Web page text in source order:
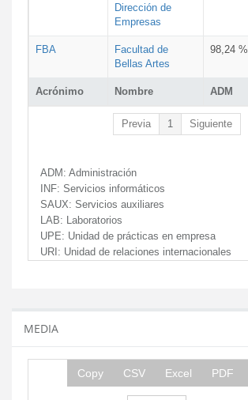
Acrónimo Nombre ADM
Dirección de
Empresas
FBA
Facultad de
Bellas Artes
98,24 %
Previa 1 Siguiente
ADM: Administración
INF: Servicios informáticos
SAUX: Servicios auxiliares
LAB: Laboratorios
UPE: Unidad de prácticas en empresa
URI: Unidad de relaciones internacionales
MEDIA
Copy CSV Excel PDF